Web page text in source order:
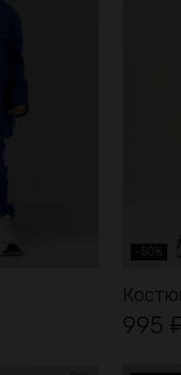
-50%
995